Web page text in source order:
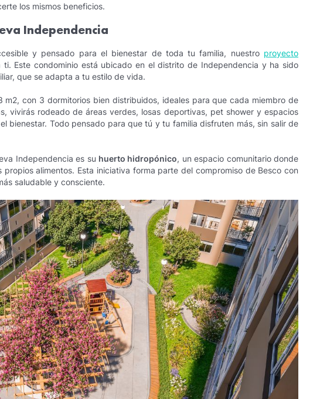
los mismos beneficios.
Independencia
y pensado para el bienestar de toda tu familia, nuestro proyecto
ti. Este condominio está ubicado en el distrito de Independencia y ha sido
que se adapta a tu estilo de vida.
con 3 dormitorios bien distribuidos, ideales para que cada miembro de
vivirás rodeado de áreas verdes, losas deportivas, pet shower y espacios
bienestar. Todo pensado para que tú y tu familia disfruten más, sin salir de
Independencia es su huerto hidropónico, un espacio comunitario donde
alimentos. Esta iniciativa forma parte del compromiso de Besco con
saludable y consciente.